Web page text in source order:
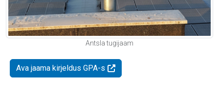
Antsla tugijaam
Ava jaama kirjeldus GPA-s